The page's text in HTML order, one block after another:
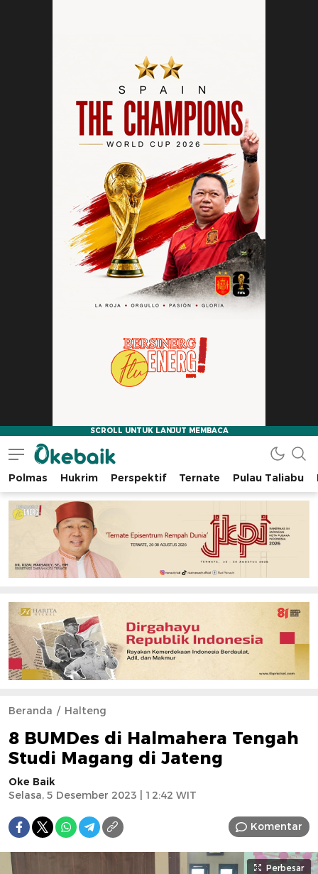
Okebaik.id
Baiknya Dibaca
Polmas Hukrim Perspektif Ternate Pulau Taliabu
Beranda Halteng
8 BUMDes di Halmahera Tengah
Studi Magang di Jateng
Oke Baik
Selasa, 5 Desember 2023 | 12:42 WIT
Komentar
Perbesar